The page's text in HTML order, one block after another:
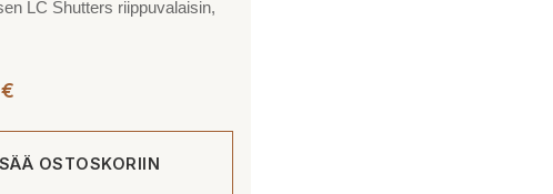
LC Shutters riippuvalaisin,
€
OSTOSKORIIN